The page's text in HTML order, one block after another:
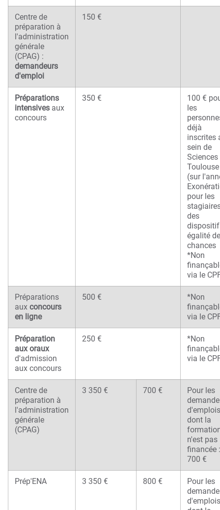
Centre de
préparation à
l'administration
générale
(CPAG) :
demandeurs
d'emploi
150 €
Préparations
intensivesaux
concours
350 €
100 €
les
déjà
inscrites
sein de
Sciences
Toulouse
(sur
pour les
des
égalité
chances
*Non
via le
Préparations
aux concours
en ligne
500 €
*Non
via le
Préparation
aux oraux
d'admission
aux concours
250 €
*Non
via le
Centre de
préparation à
l'administration
générale
(CPAG)
3 350 € 700 €
Pour les
d'emplois
dont la
n'est pas
financée :
700 €
Prép'ENA 3 350 € 800 €
Pour les
d'emplois